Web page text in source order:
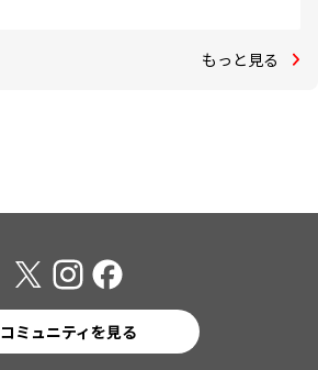
もっと見る
コミュニティを見る